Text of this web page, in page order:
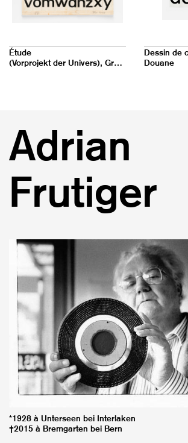
Étude
(Vorprojekt der Univers), Groteskentwurf in drei Fetten
Dessin de
Douane
Adrian
Frutiger
*1928 à Unterseen bei Interlaken
†2015 à Bremgarten bei Bern